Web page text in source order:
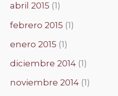
abril 2015 (1)
febrero 2015 (1)
enero 2015 (1)
diciembre 2014 (1)
noviembre 2014 (1)